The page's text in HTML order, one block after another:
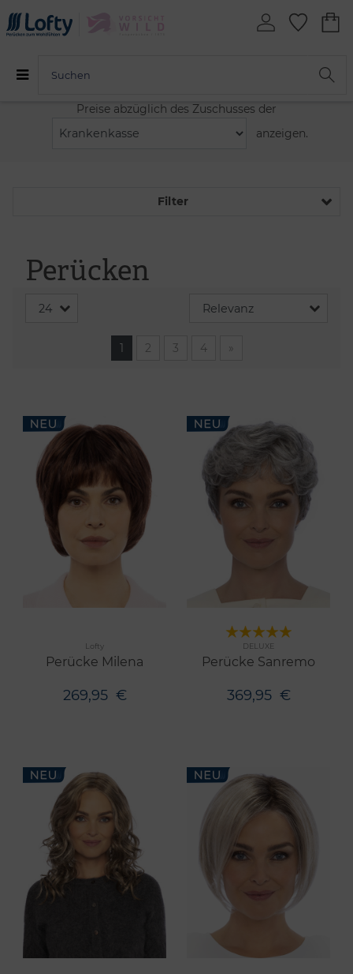
Preise abzüglich des Zuschusses der
anzeigen.
Filter
Perücken
1 2 3 4 »
Lofty
Perücke Milena
269,95 €
6 Farben Merken
DELUXE
Perücke Sanremo
369,95 €